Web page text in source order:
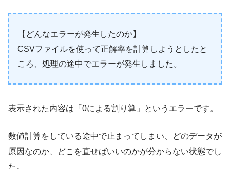
【どんなエラーが発生したのか】
CSVファイルを使って正解率を計算しようとしたと
ころ、処理の途中でエラーが発生しました。
表示された内容は「0による割り算」というエラーです。
数値計算をしている途中で止まってしまい、どのデータが
原因なのか、どこを直せばいいのかが分からない状態でし
た。